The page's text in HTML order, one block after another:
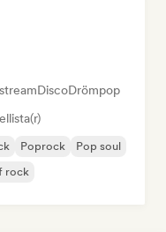
DiscoDrömpop
Poprock
Pop soul
rock